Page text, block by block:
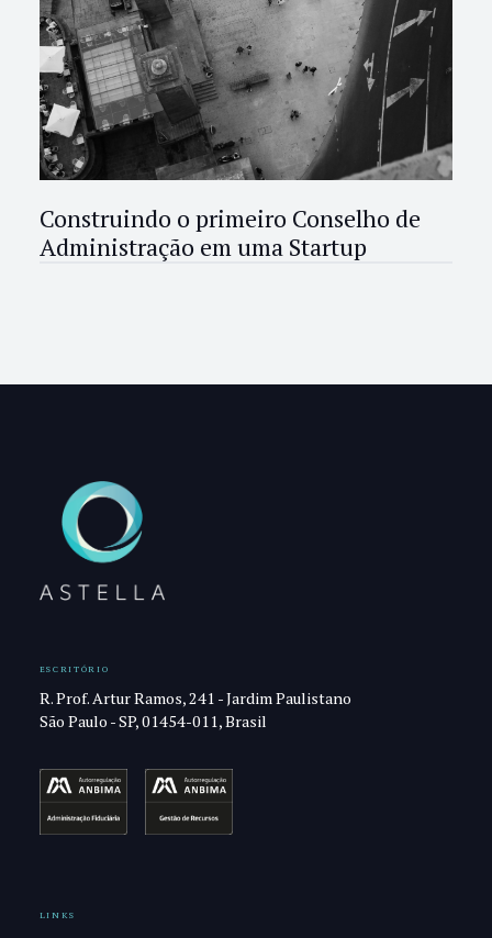
Construindo o primeiro Conselho de
Administração em uma Startup
ESCRITÓRIO
R. Prof. Artur Ramos, 241 - Jardim Paulistano
São Paulo - SP, 01454-011, Brasil
LINKS